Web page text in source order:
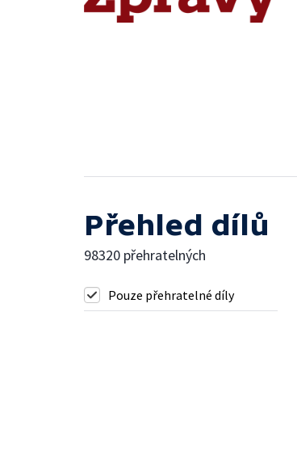
Přehled dílů
98320 přehratelných
Pouze přehratelné díly